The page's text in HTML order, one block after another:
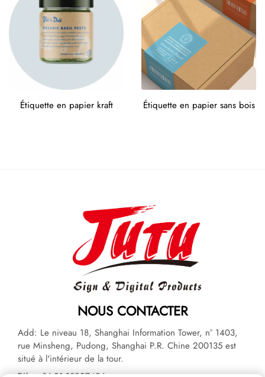
Étiquette en papier kraft Étiquette en papier sans bois
NOUS CONTACTER
Add: Le niveau 18, Shanghai Information Tower, n° 1403,
rue Minsheng, Pudong, Shanghai P.R. Chine 200135 est
situé à l'intérieur de la tour.